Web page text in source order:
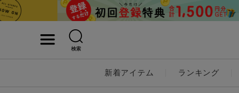
検索
新着アイテム ランキング